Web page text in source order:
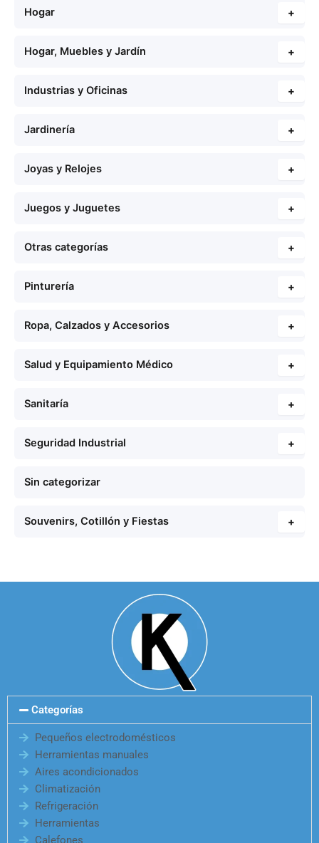
Hogar +
Hogar, Muebles y Jardín +
Industrias y Oficinas +
Jardinería +
Joyas y Relojes +
Juegos y Juguetes +
Otras categorías +
Pinturería +
Ropa, Calzados y Accesorios +
Salud y Equipamiento Médico +
Sanitaría +
Seguridad Industrial +
Sin categorizar
Souvenirs, Cotillón y Fiestas +
Categorías
Pequeños electrodomésticos
Herramientas manuales
Aires acondicionados
Climatización
Refrigeración
Herramientas
Calefones